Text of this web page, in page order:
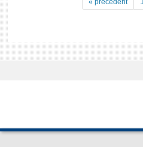
« précedent 1